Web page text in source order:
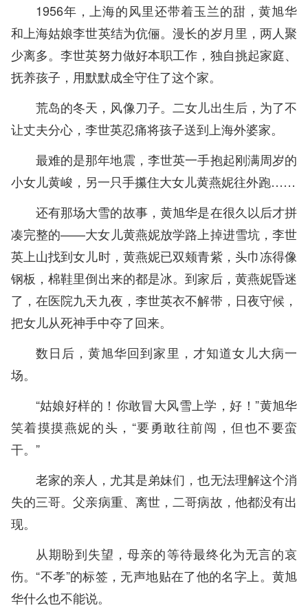
1956年，上海的风里还带着玉兰的甜，黄旭华
和上海姑娘李世英结为伉俪。漫长的岁月里，两人聚
少离多。李世英努力做好本职工作，独自挑起家庭、
抚养孩子，用默默成全守住了这个家。
荒岛的冬天，风像刀子。二女儿出生后，为了不
让丈夫分心，李世英忍痛将孩子送到上海外婆家。
最难的是那年地震，李世英一手抱起刚满周岁的
小女儿黄峻，另一只手攥住大女儿黄燕妮往外跑……
还有那场大雪的故事，黄旭华是在很久以后才拼
凑完整的——大女儿黄燕妮放学路上掉进雪坑，李世
英上山找到女儿时，黄燕妮已双颊青紫，头巾冻得像
钢板，棉鞋里倒出来的都是冰。到家后，黄燕妮昏迷
了，在医院九天九夜，李世英衣不解带，日夜守候，
把女儿从死神手中夺了回来。
数日后，黄旭华回到家里，才知道女儿大病一
场。
“姑娘好样的！你敢冒大风雪上学，好！”黄旭华
笑着摸摸燕妮的头，“要勇敢往前闯，但也不要蛮
干。”
老家的亲人，尤其是弟妹们，也无法理解这个消
失的三哥。父亲病重、离世，二哥病故，他都没有出
现。
从期盼到失望，母亲的等待最终化为无言的哀
伤。“不孝”的标签，无声地贴在了他的名字上。黄旭
华什么也不能说。